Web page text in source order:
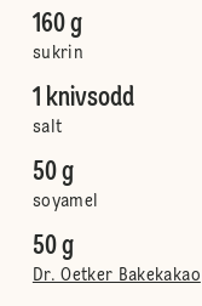
160 g
sukrin
1 knivsodd
salt
50 g
soyamel
50 g
Dr. Oetker Bakekakao